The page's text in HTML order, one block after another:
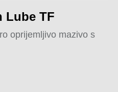
Lube TF
oprijemljivo mazivo s